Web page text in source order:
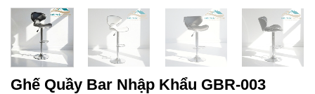
Ghế Quầy Bar Nhập Khẩu GBR-003